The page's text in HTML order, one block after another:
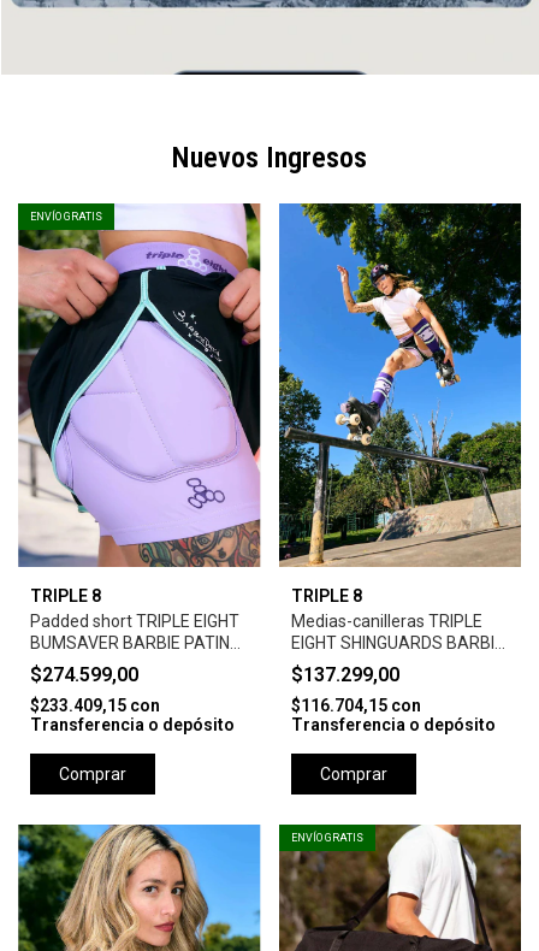
Nuevos Ingresos
ENVÍO GRATIS
TRIPLE 8
Padded short TRIPLE EIGHT
BUMSAVER BARBIE PATIN
SIGNAURE EDITION- BLACK
$274.599,00
$233.409,15 con
Transferencia o depósito
Comprar
TRIPLE 8
Medias-canilleras TRIPLE
EIGHT SHINGUARDS BARBIE
PATIN - BLACK PURPLE
STRIPE
$137.299,00
$116.704,15 con
Transferencia o depósito
Comprar
ENVÍO GRATIS